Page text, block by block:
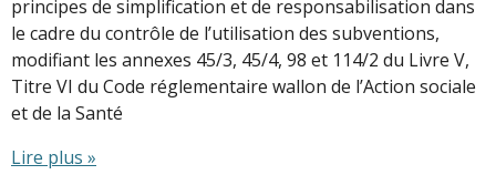
principes de simplification et de responsabilisation dans
le cadre du contrôle de l’utilisation des subventions,
modifiant les annexes 45/3, 45/4, 98 et 114/2 du Livre V,
Titre VI du Code réglementaire wallon de l’Action sociale
et de la Santé
Lire plus »